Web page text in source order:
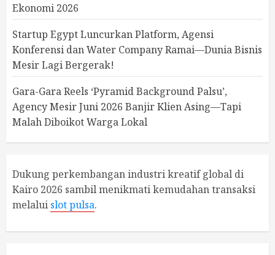
Ekonomi 2026
Startup Egypt Luncurkan Platform, Agensi
Konferensi dan Water Company Ramai—Dunia Bisnis
Mesir Lagi Bergerak!
Gara-Gara Reels ‘Pyramid Background Palsu’,
Agency Mesir Juni 2026 Banjir Klien Asing—Tapi
Malah Diboikot Warga Lokal
Dukung perkembangan industri kreatif global di
Kairo 2026 sambil menikmati kemudahan transaksi
melalui slot pulsa.